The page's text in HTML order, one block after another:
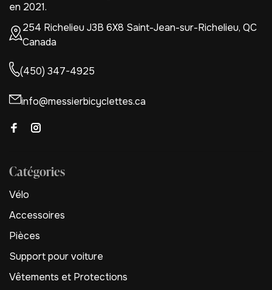
en 2021.
254 Richelieu J3B 6X8 Saint-Jean-sur-Richelieu, QC
Canada
(450) 347-4925
info@messierbicyclettes.ca
Catégories
Vélo
Accessoires
Pièces
Support pour voiture
Vêtements et Protections